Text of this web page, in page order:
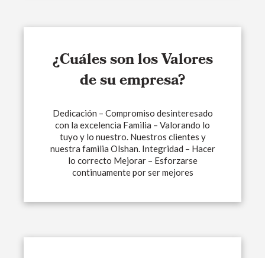
¿Cuáles son los Valores
de su empresa?
Dedicación – Compromiso desinteresado
con la excelencia Familia – Valorando lo
tuyo y lo nuestro. Nuestros clientes y
nuestra familia Olshan. Integridad – Hacer
lo correcto Mejorar – Esforzarse
continuamente por ser mejores